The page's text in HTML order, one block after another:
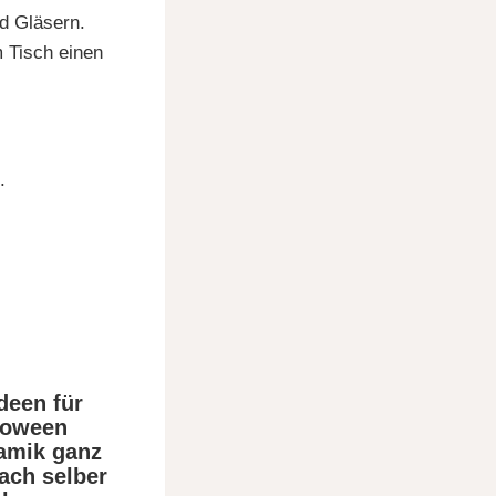
Gläsern.
Tisch einen
für
ganz
selber